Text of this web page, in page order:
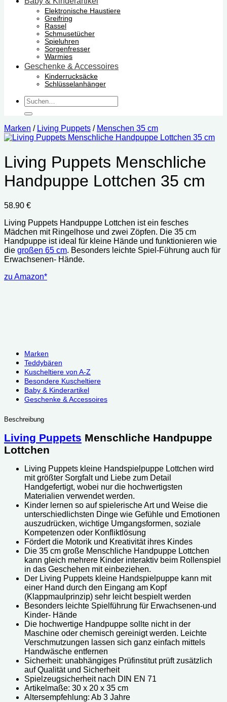
Elektronische Haustiere
Greifring
Rassel
Schmusetücher
Spieluhren
Sorgenfresser
Warmies
Geschenke & Accessoires
Kinderrucksäcke
Schlüsselanhänger
Suchen
nach:
Marken / Living Puppets / Menschen 35 cm
Living Puppets Menschliche
Handpuppe Lottchen 35 cm
58.90 €
Living Puppets Handpuppe Lottchen ist ein fesches
Mädchen mit Ringelhose und zwei Zöpfen. Die 35 cm
Handpuppe ist ideal für kleine Hände und funktionieren wie
die großen 65 cm. Besonders leichte Spiel-Führung auch für
Erwachsenen- Hände.
zu Amazon*
Marken
Teddybären
Kuscheltiere von A-Z
Besondere Kuscheltiere
Baby & Kinderartikel
Geschenke & Accessoires
Beschreibung
Living Puppets Menschliche Handpuppe
Lottchen
Living Puppets kleine Handspielpuppe Lottchen wird
mit größter Sorgfalt und Liebe zum Detail
Handgefertigt, wobei nur die hochwertigsten
Materialien verwendet werden.
Kinder lernen so auf spielerische Art und Weise die
unterschiedlichsten Dinge wie Gefühle und Emotionen
auszudrücken, wichtige Umgangsformen, soziale
Kompetenzen oder Konfliktlösung
Fördert die Motorik und Kreativität ihres Kindes
Die 35 cm große Menschliche Handpuppe Lottchen
kann gleich mehrere Kinder interaktiv beim Rollenspiel
in das Geschehen mit einbeziehen.
Der Living Puppets kleine Handspielpuppe kann mit
einer Hand durch den Eingang am Kopf
(Klappmaulprinzip) sehr leicht bespielt werden
Besonders leichte Spielführung für Erwachsenen-und
Kinder- Hände
Die hochwertige Handpuppe sollte nicht in der
Maschine oder chemisch gereinigt werden. Leichte
Verschmutzungen lassen sich ganz einfach mittels
Handwäsche entfernen
Sicherheit: unabhängiges Prüfinstitut prüft zusätzlich
auf Qualität und Sicherheit
Spielzeugsicherheit nach DIN EN 71
Artikelmaße: 30 x 20 x 35 cm
Altersempfehlung: Ab 3 Jahre